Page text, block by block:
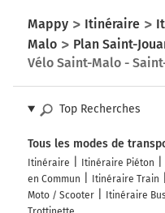
Mappy Itinéraire
Malo
Plan Saint-
Vélo Saint-Malo -
Top Recherches
Tous les modes de
Itinéraire Itinéraire Piéton
en Commun
Itinéraire Train
Moto / Scooter
Itinéraire Bus